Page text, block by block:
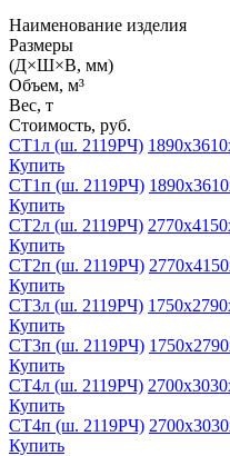
Наименование изделия
Размеры
(Д×Ш×В, мм)
Объем, м³
Вес, т
Стоимость, руб.
СТ1л (ш. 2119РЧ)
Купить
СТ1п (ш. 2119РЧ)
Купить
СТ2л (ш. 2119РЧ)
Купить
СТ2п (ш. 2119РЧ)
Купить
СТ3л (ш. 2119РЧ)
Купить
СТ3п (ш. 2119РЧ)
Купить
СТ4л (ш. 2119РЧ)
Купить
СТ4п (ш. 2119РЧ)
Купить